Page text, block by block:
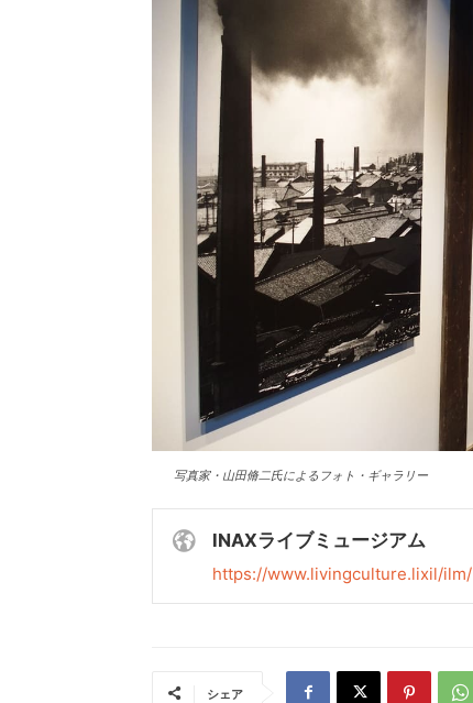
写真家・山田脩二氏によるフォト・ギャラリー
INAXライブミュージアム
https://www.livingculture.lixil/ilm/
シェア